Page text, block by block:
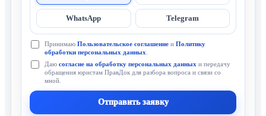
WhatsApp Telegram
Принимаю Пользовательское соглашение и Политику
обработки персональных данных
Даю согласие на обработку персональных данных и передачу
обращения юристам ПравДок для разбора вопроса и связи со
мной.
Отправить заявку